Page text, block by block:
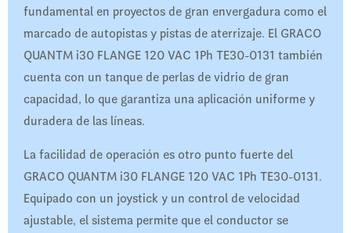
fundamental en proyectos de gran envergadura como el
marcado de autopistas y pistas de aterrizaje. El GRACO
QUANTM i30 FLANGE 120 VAC 1Ph TE30-0131 también
cuenta con un tanque de perlas de vidrio de gran
capacidad, lo que garantiza una aplicación uniforme y
duradera de las líneas.
La facilidad de operación es otro punto fuerte del
GRACO QUANTM i30 FLANGE 120 VAC 1Ph TE30-0131.
Equipado con un joystick y un control de velocidad
ajustable, el sistema permite que el conductor se